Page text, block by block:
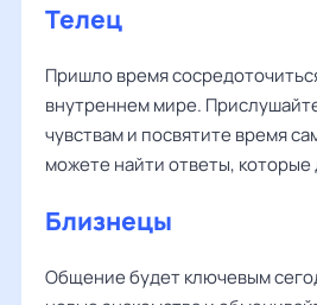
Телец
Пришло время
внутреннем мире.
чувствам и посвятите время
можете найти ответы, которые
Близнецы
Общение будет ключевым